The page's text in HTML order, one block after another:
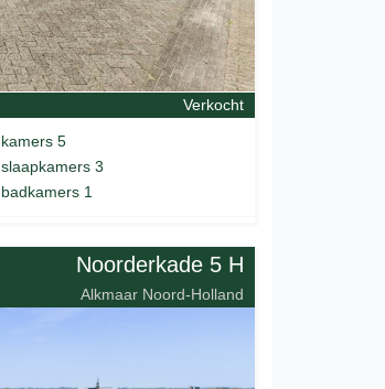
Verkocht
kamers 5
slaapkamers 3
badkamers 1
Noorderkade 5 H
Alkmaar Noord-Holland